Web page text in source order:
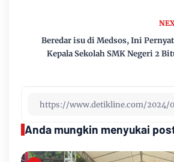
Beredar isu di Medsos, Ini
Kepala Sekolah SMK Negeri 2
Anda mungkin menyukai